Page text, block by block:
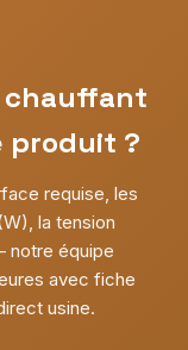
chauffant
produit ?
requise, les
la tension
notre équipe
avec fiche
usine.